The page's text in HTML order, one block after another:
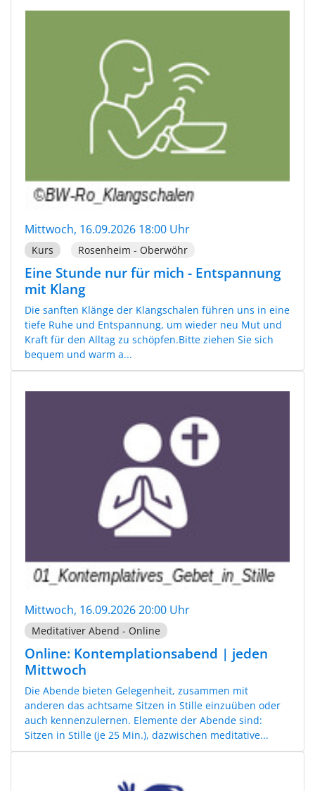
Mittwoch, 16.09.2026 18:00 Uhr
Kurs Rosenheim - Oberwöhr
Eine Stunde nur für mich - Entspannung
mit Klang
Die sanften Klänge der Klangschalen führen uns in eine
tiefe Ruhe und Entspannung, um wieder neu Mut und
Kraft für den Alltag zu schöpfen.Bitte ziehen Sie sich
bequem und warm a...
Mittwoch, 16.09.2026 20:00 Uhr
Meditativer Abend - Online
Online: Kontemplationsabend | jeden
Mittwoch
Die Abende bieten Gelegenheit, zusammen mit
anderen das achtsame Sitzen in Stille einzuüben oder
auch kennenzulernen. Elemente der Abende sind:
Sitzen in Stille (je 25 Min.), dazwischen meditative...